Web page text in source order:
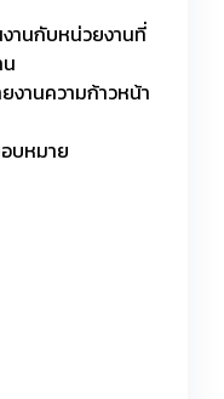
งานกับหน่วยงานที่
งานความก้าวหน้า
บหมาย